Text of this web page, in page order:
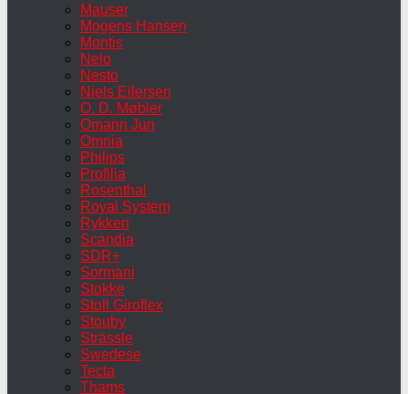
Mauser
Mogens Hansen
Montis
Nelo
Nesto
Niels Eilersen
O. D. Møbler
Omann Jun
Omnia
Philips
Profilia
Rosenthal
Royal System
Rykken
Scandia
SDR+
Sormani
Stokke
Stoll Giroflex
Stouby
Strässle
Swedese
Tecta
Thams